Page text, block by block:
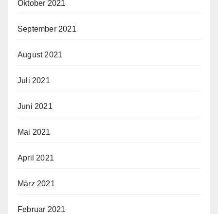
Oktober 2021
September 2021
August 2021
Juli 2021
Juni 2021
Mai 2021
April 2021
März 2021
Februar 2021